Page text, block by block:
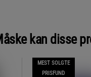
kan disse
MEST SOLGTE
PRISFUND